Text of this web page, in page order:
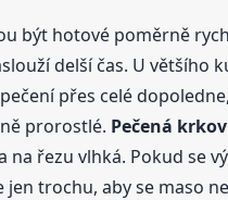
být hotové poměrně
delší čas. U většího
přes celé
prorostlé. Pečená
na řezu vlhká. Pokud se
trochu, aby se maso